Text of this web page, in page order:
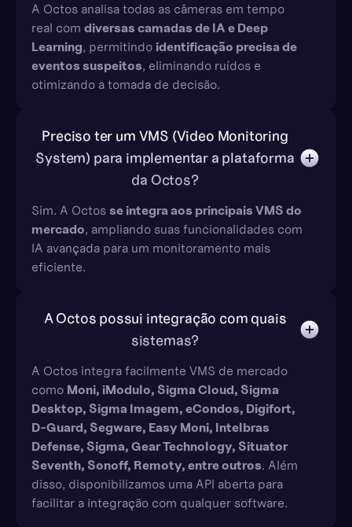
A Octos analisa todas as câmeras em tempo
real com diversas camadas de IA e Deep
Learning, permitindo identificação precisa de
eventos suspeitos, eliminando ruídos e
otimizando a tomada de decisão.
Preciso ter um VMS (Video Monitoring
System) para implementar a plataforma
da Octos?
Sim. A Octos se integra aos principais VMS do
mercado, ampliando suas funcionalidades com
IA avançada para um monitoramento mais
eficiente.
A Octos possui integração com quais
sistemas?
A Octos integra facilmente VMS de mercado
como Moni, iModulo, Sigma Cloud, Sigma
Desktop, Sigma Imagem, eCondos, Digifort,
D-Guard, Segware, Easy Moni, Intelbras
Defense, Sigma, Gear Technology, Situator
Seventh, Sonoff, Remoty, entre outros. Além
disso, disponibilizamos uma API aberta para
facilitar a integração com qualquer software.